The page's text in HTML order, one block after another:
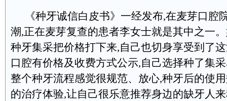
《种牙诚信白皮书》一经发布,在麦芽口腔
潮,正在麦芽复查的患者李女士就是其中之一
种牙集采把价格打下来,自己也切身享受到了
口腔有价格及收费方式公示,自己选择种了集
整个种牙流程感觉很规范、放心,种牙后的使
的治疗体验,让自己很乐意推荐身边的缺牙人